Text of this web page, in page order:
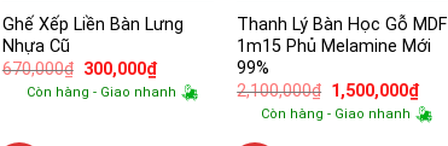
Ghế Xếp Liền Bàn Lưng
Nhựa Cũ
670,000₫ Giá
gốc
là:
300,000₫Giá
hiện
tại
Còn hàng - Giao nhanh
Thanh Lý Bàn Học Gỗ MDF
1m15 Phủ Melamine Mới
99%
2,100,000₫ Giá
gốc
là:
1,500,000₫Giá
hiện
tại
Còn hàng - Giao nhanh